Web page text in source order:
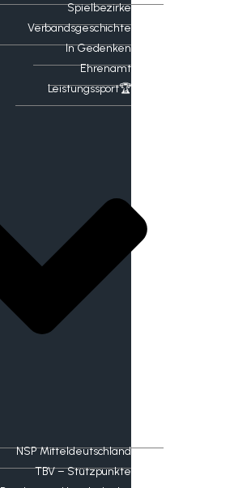
Spielbezirke
Verbandsgeschichte
In Gedenken
Ehrenamt
​Leistungssport🏆
NSP Mitteldeutschland
TBV – Stützpunkte